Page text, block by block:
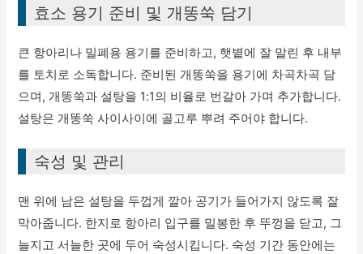
효소 용기 준비 및 개똥쑥 담기
큰 항아리나 밀폐용 용기를 준비하고, 햇볕에 잘 말린 후 내부
를 토치로 소독합니다. 준비된 개똥쑥을 용기에 차곡차곡 담
으며, 개똥쑥과 설탕을 1:1의 비율로 번갈아 가며 추가합니다.
설탕은 개똥쑥 사이사이에 골고루 뿌려 주어야 합니다.
숙성 및 관리
맨 위에 남은 설탕을 두껍게 깔아 공기가 들어가지 않도록 잘
막아줍니다. 한지로 항아리 입구를 밀봉한 후 뚜껑을 닫고, 그
늘지고 서늘한 곳에 두어 숙성시킵니다. 숙성 기간 동안에는